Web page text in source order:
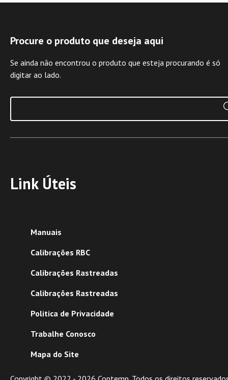
Procure o produto que deseja aqui
Se ainda não encontrou o produto que esteja procurando é só
digitar ao lado.
Manuais
Calibrações RBC
Calibrações Rastreadas
Calibrações Rastreadas
Politica de Privacidade
Trabalhe Conosco
Mapa do Site
Link Úteis